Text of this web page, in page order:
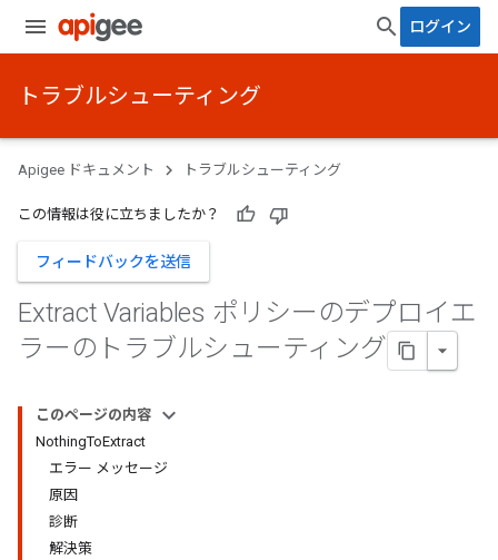
ログイン
トラブルシューティング
Apigee ドキュメント トラブルシューティング
この情報は役に立ちましたか？
フィードバックを送信
Extract Variables ポリシーのデプロイエ
ラーのトラブルシューティング
このページの内容
NothingToExtract
エラー メッセージ
原因
診断
解決策